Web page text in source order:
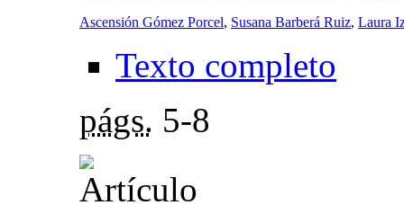
Ascensión Gómez Porcel, Susana Barberá Ruiz, Laura
Texto completo
págs. 5-8